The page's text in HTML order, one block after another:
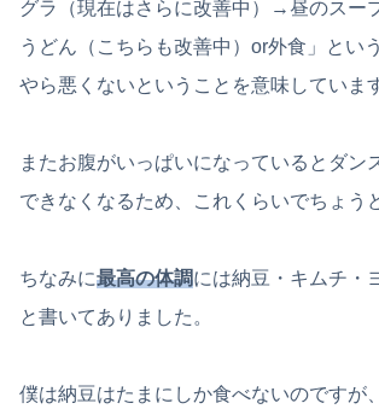
グラ（現在はさらに改善中）→昼のスー
うどん（こちらも改善中）or外食」とい
やら悪くないということを意味していま
またお腹がいっぱいになっているとダン
できなくなるため、これくらいでちょう
ちなみに最高の体調には納豆・キムチ・
と書いてありました。
僕は納豆はたまにしか食べないのですが